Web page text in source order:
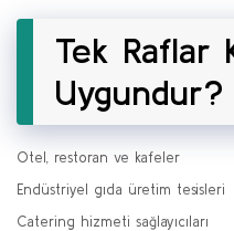
Tek Raflar
Uygundur?
Otel, restoran ve kafeler
Endüstriyel gıda üretim tesisleri
Catering hizmeti sağlayıcıları